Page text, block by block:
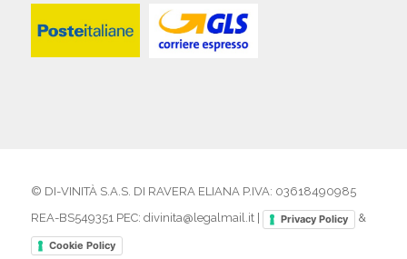
© DI-VINITÀ S.A.S. DI RAVERA ELIANA P.IVA: 03618490985
REA-BS549351 PEC: divinita@legalmail.it |
Privacy Policy &
Cookie Policy